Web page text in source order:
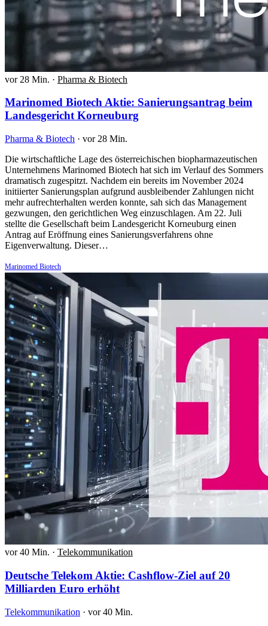
vor 28 Min. · Pharma & Biotech
Marinomed Biotech Aktie: Sanierungsantrag beim
Landesgericht Korneuburg
Pharma & Biotech · vor 28 Min.
Die wirtschaftliche Lage des österreichischen biopharmazeutischen
Unternehmens Marinomed Biotech hat sich im Verlauf des Sommers
dramatisch zugespitzt. Nachdem ein bereits im November 2024
initiierter Sanierungsplan aufgrund ausbleibender Zahlungen nicht
mehr aufrechterhalten werden konnte, sah sich das Management
gezwungen, den gerichtlichen Weg einzuschlagen. Am 22. Juli
stellte die Gesellschaft beim Landesgericht Korneuburg einen
Antrag auf Eröffnung eines Sanierungsverfahrens ohne
Eigenverwaltung. Dieser…
Marinomed Biotech
vor 40 Min. · Telekommunikation
Deutsche Telekom Aktie: Cashflow-Ziel auf 20
Milliarden Euro erhöht
Telekommunikation · vor 40 Min.